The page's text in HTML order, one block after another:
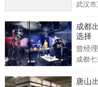
武汉
成都
选择
曾经理
成都
唐山